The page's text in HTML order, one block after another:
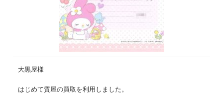
大黒屋様
はじめて質屋の買取を利用しました。